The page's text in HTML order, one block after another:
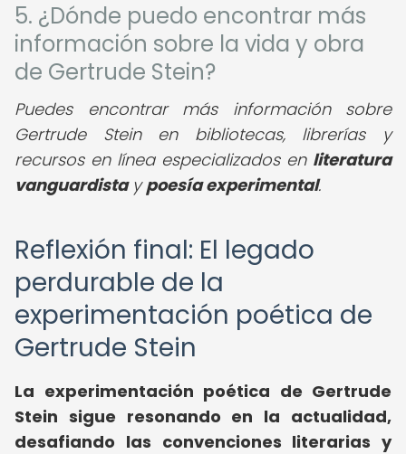
5. ¿Dónde puedo encontrar más
información sobre la vida y obra
de Gertrude Stein?
Puedes encontrar más información sobre
Gertrude Stein en bibliotecas, librerías y
recursos en línea especializados en literatura
vanguardistaypoesía experimental.
Reflexión final: El legado
perdurable de la
experimentación poética de
Gertrude Stein
La experimentación poética de Gertrude
Stein sigue resonando en la actualidad,
desafiando las convenciones literarias y